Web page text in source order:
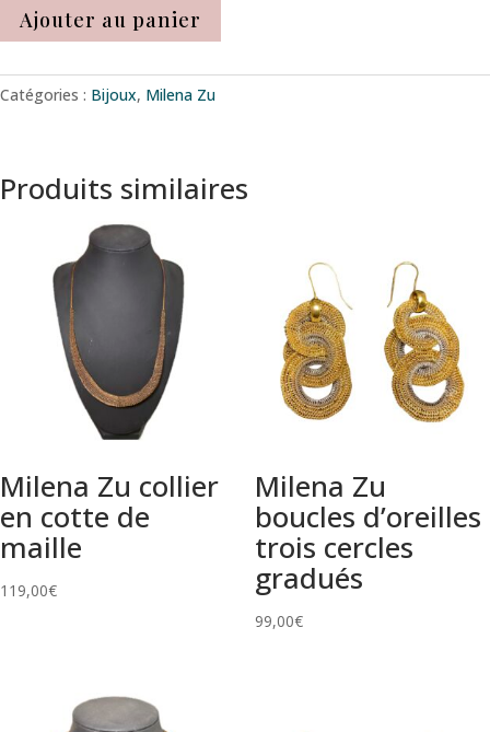
Ajouter au panier
Catégories : Bijoux, Milena Zu
Produits similaires
Milena Zu collier
en cotte de
maille
119,00€
Milena Zu
boucles d’oreilles
trois cercles
gradués
99,00€